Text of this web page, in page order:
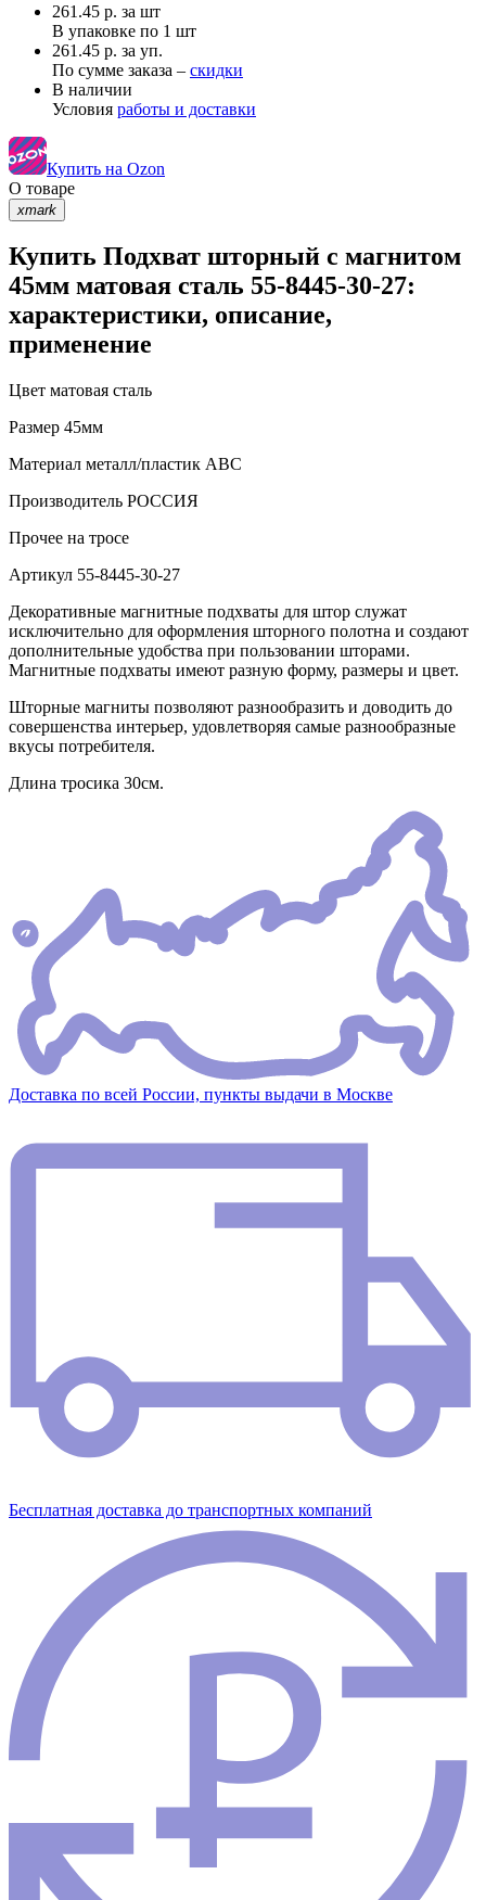
261.45 р. за шт
В упаковке по 1 шт
261.45 р. за уп.
По сумме заказа – скидки
В наличии
Условия работы и доставки
Купить на Ozon
О товаре
xmark
Купить Подхват шторный с магнитом
45мм матовая сталь 55-8445-30-27:
характеристики, описание,
применение
Цвет матовая сталь
Размер 45мм
Материал металл/пластик АВС
Производитель РОССИЯ
Прочее на тросе
Артикул 55-8445-30-27
Декоративные магнитные подхваты для штор служат
исключительно для оформления шторного полотна и создают
дополнительные удобства при пользовании шторами.
Магнитные подхваты имеют разную форму, размеры и цвет.
Шторные магниты позволяют разнообразить и доводить до
совершенства интерьер, удовлетворяя самые разнообразные
вкусы потребителя.
Длина тросика 30см.
Доставка по всей России, пункты выдачи в Москве
Бесплатная доставка до транспортных компаний